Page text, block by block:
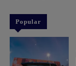
Popular